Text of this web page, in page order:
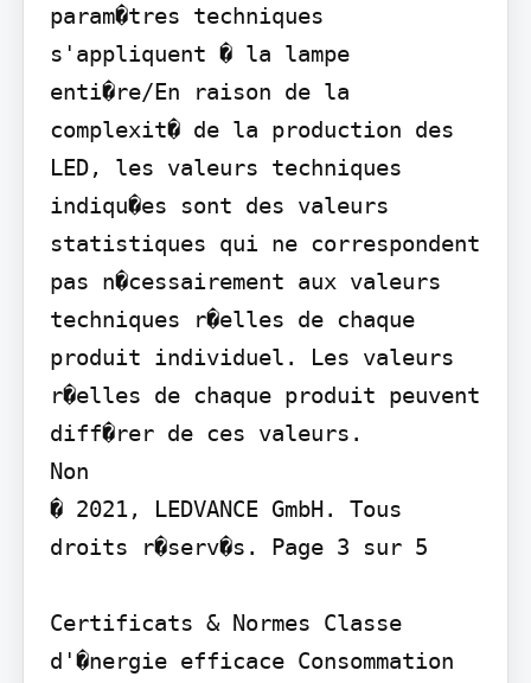
param�tres techniques
s'appliquent � la lampe
enti�re/En raison de la
complexit� de la production des
LED, les valeurs techniques
indiqu�es sont des valeurs
statistiques qui ne correspondent
pas n�cessairement aux valeurs
techniques r�elles de chaque
produit individuel. Les valeurs
r�elles de chaque produit peuvent
diff�rer de ces valeurs.
Non
� 2021, LEDVANCE GmbH. Tous
droits r�serv�s. Page 3 sur 5
Certificats & Normes Classe
d'�nergie efficace Consommation